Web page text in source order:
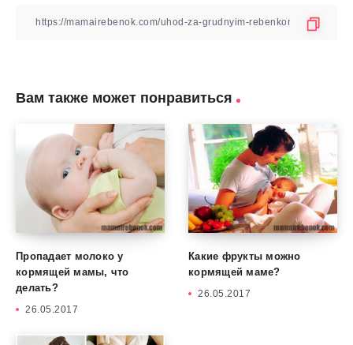
Вам также может понравиться
Пропадает молоко у
кормящей мамы, что
делать?
26.05.2017
Какие фрукты можно
кормящей маме?
26.05.2017